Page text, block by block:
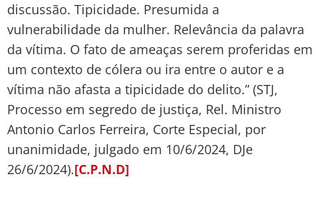
discussão. Tipicidade. Presumida a
vulnerabilidade da mulher. Relevância da palavra
da vítima. O fato de ameaças serem proferidas em
um contexto de cólera ou ira entre o autor e a
vítima não afasta a tipicidade do delito.” (STJ,
Processo em segredo de justiça, Rel. Ministro
Antonio Carlos Ferreira, Corte Especial, por
unanimidade, julgado em 10/6/2024, DJe
26/6/2024).[C.P.N.D]